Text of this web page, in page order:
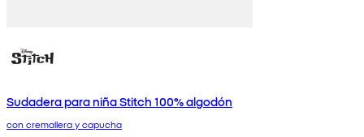
Sudadera para niña Stitch 100% algodón
con cremallera y capucha